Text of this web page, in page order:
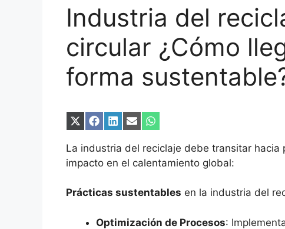
Industria del
circular ¿Cómo
forma
Compartir
X
(Twitter)
Compartir
Facebook
Compartir
LinkedIn
Compartir
Email
Compartir
WhatsApp
La industria del reciclaje debe transitar
impacto en el calentamiento global:
Prácticas sustentables en la industria del
Optimización de Procesos: